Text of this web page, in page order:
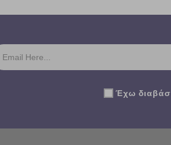
Έχω